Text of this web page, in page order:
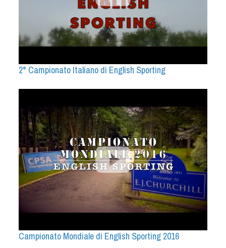
2° Campionato Italiano di English Sporting
Campionato Mondiale di English Sporting 2016